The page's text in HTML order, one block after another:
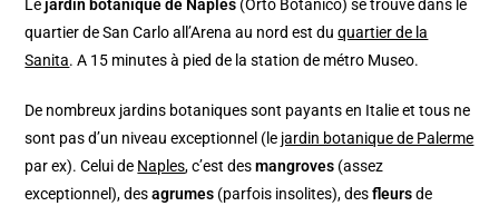
Lejardin botanique de Naples (Orto Botanico) se trouve dans le
quartier de San Carlo all’Arena au nord est duquartier de la
Sanita. A 15 minutes à pied de la station de métro Museo.
De nombreux jardins botaniques sont payants en Italie et tous ne
sont pas d’un niveau exceptionnel (le jardin botanique de Palerme
par ex). Celui de Naples, c’est desmangroves (assez
exceptionnel), desagrumes (parfois insolites), desfleursde